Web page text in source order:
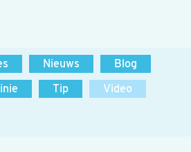
Nieuws
Blog
Tip
Video